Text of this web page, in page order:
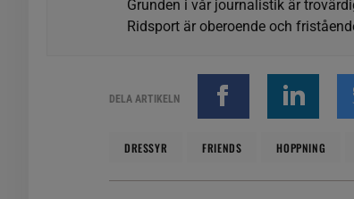
Grunden i vår journalistik är
Ridsport är oberoende och
DELA ARTIKELN
DRESSYR FRIENDS HOPPNING